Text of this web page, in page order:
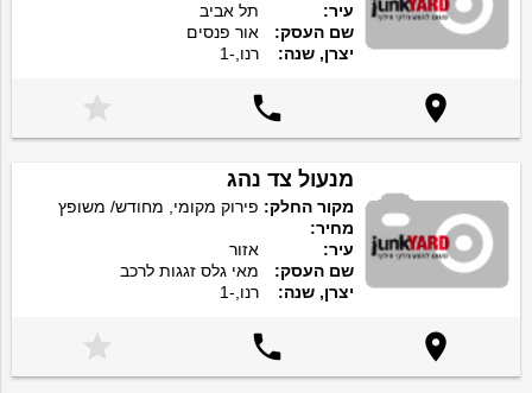
עיר:
תל אביב
שם העסק:
אור פנסים
יצרן, שנה:
רנו,-1



מנעול צד נהג
מקור החלק: פירוק מקומי, מחודש/ משופץ
מחיר:
עיר:
אזור
שם העסק:
מאי גלס זגגות לרכב
יצרן, שנה:
רנו,-1


